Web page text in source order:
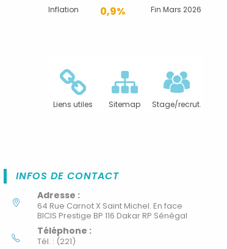
Inflation
0,9% Fin Mars 2026
Liens utiles Sitemap Stage/recrut.
INFOS DE CONTACT
Adresse :
64 Rue Carnot X Saint Michel. En face
BICIS Prestige BP 116 Dakar RP Sénégal
Téléphone :
Tél. : (221)